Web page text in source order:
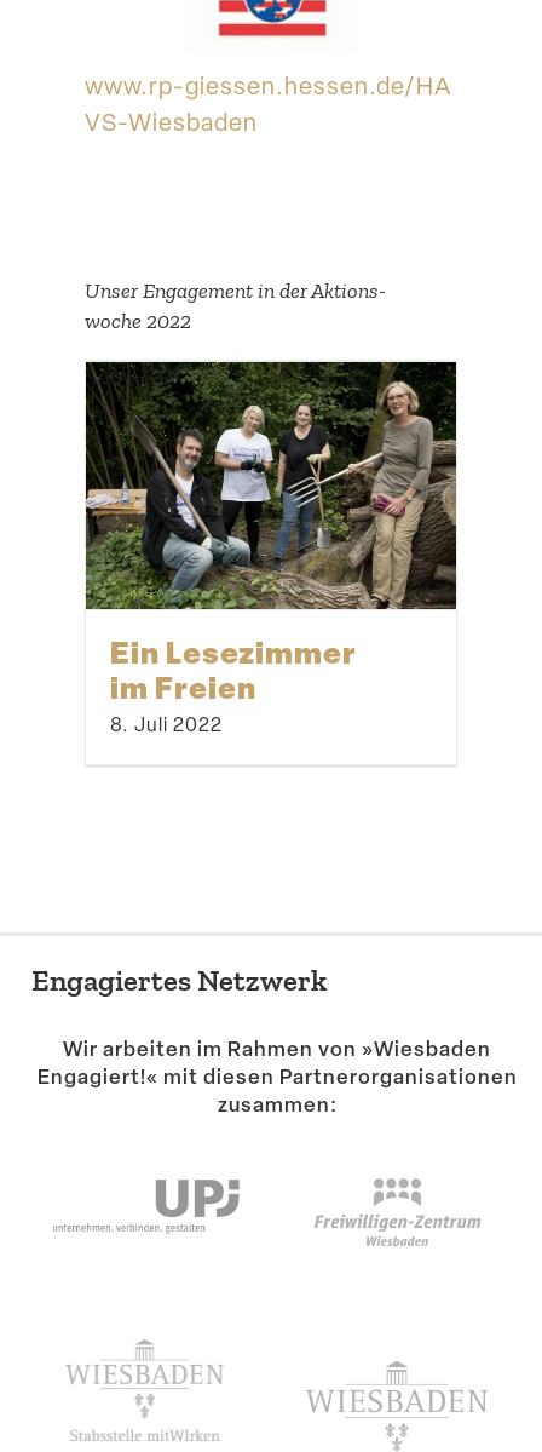
www​.rp​-giessen​.hessen​.de/​H​A​
V​S​-​W​i​e​s​baden
Unser Engagement in der Aktions­
woche 2022
Ein Lesezimmer
im Freien
8. Juli 2022
Engagiertes Netzwerk
Wir arbeiten im Rahmen von »Wiesbaden
Engagiert!« mit diesen Partner­or­ga­ni­sa­tionen
zusammen: